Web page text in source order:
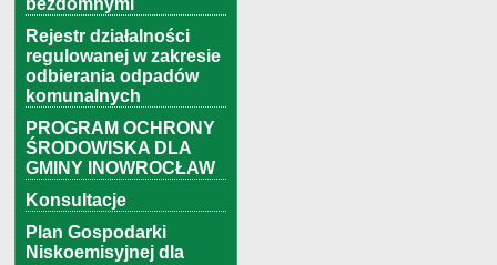
bezdomnymi
Rejestr działalności
regulowanej w zakresie
odbierania odpadów
komunalnych
PROGRAM OCHRONY
ŚRODOWISKA DLA
GMINY INOWROCŁAW
Konsultacje
Plan Gospodarki
Niskoemisyjnej dla